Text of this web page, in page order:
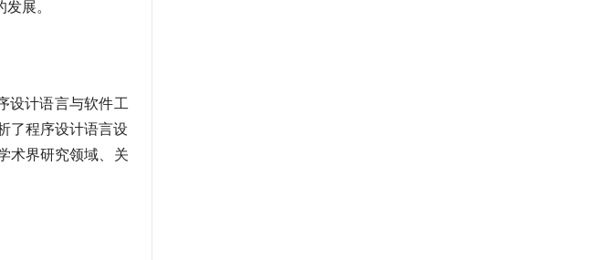
展。
设计语言与软件工
了程序设计语言设
术界研究领域、关